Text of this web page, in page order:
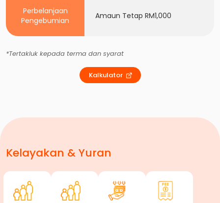
Perbelanjaan
Pengebumian
Amaun Tetap RM1,000
*Tertakluk kepada terma dan syarat
Kalkulator
Kelayakan & Yuran